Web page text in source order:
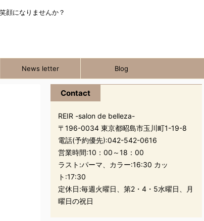
顔になりませんか？
News letter Blog
Contact
REIR -salon de belleza-
〒196-0034 東京都昭島市玉川町1-19-8
電話(予約優先):042-542-0616
営業時間:10：00～18：00
ラスト:パーマ、カラー:16:30 カッ
ト:17:30
定休日:毎週火曜日、第2・4・5水曜日、月
曜日の祝日